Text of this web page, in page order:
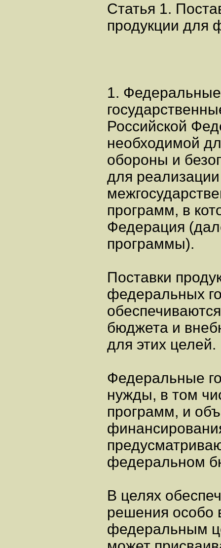
Статья 1.
продукции для
1. Федеральные
Российской
необходимой
обороны и
для
программ, в
Федерация
программы).
Поставки
федеральных
бюджета и
для этих целей.
Федеральные
нужды, в том
программ, и
федеральном
В целях
решения особо
федеральным